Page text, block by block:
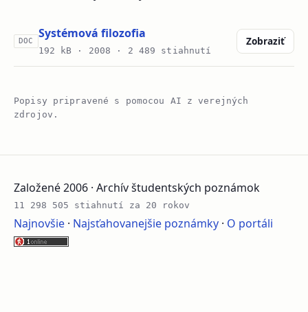
DOC
Systémová filozofia
192 kB · 2008 · 2 489 stiahnutí
Zobraziť
Popisy pripravené s pomocou AI z verejných
zdrojov.
Založené 2006 · Archív študentských poznámok
11 298 505 stiahnutí za 20 rokov
Najnovšie · Najsťahovanejšie poznámky · O portáli